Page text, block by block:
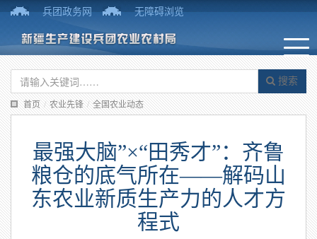
兵团政务网 无障碍浏览
搜索
首页 / 农业先锋 / 全国农业动态
最强大脑”×“田秀才”：齐鲁
粮仓的底气所在——解码山
东农业新质生产力的人才方
程式